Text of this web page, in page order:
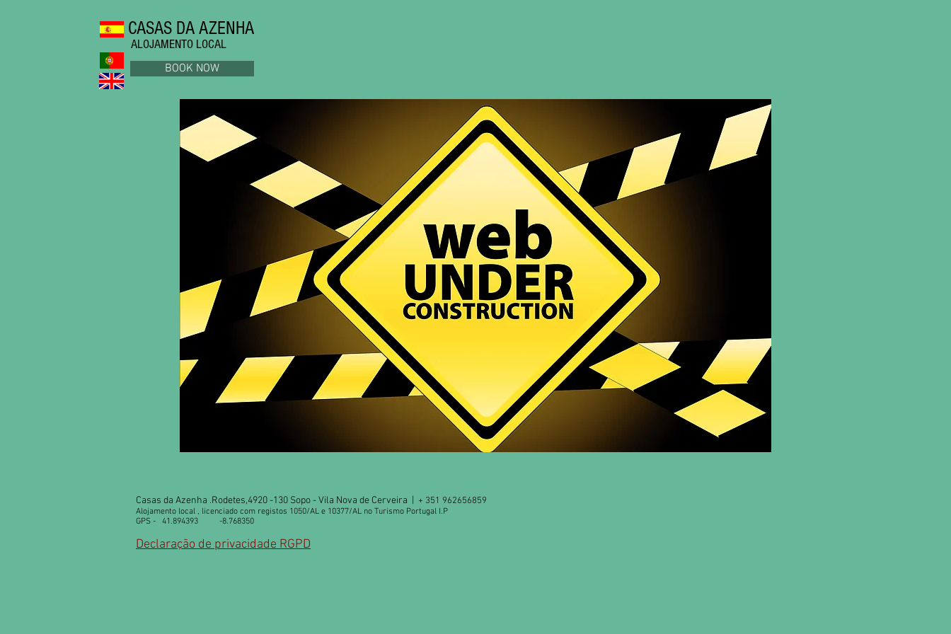
CASAS DA AZENHA
ALOJAMENTO LOCAL
BOOK NOW
Casas da Azenha .Rodetes,4920 -130 Sopo - Vila Nova de Cerveira | + 351 962656859
Alojamento local , licenciado com registos 1050/AL e 10377/AL no Turismo Portugal I.P
GPS - 41.894393 -8.768350
Declaração de privacidade RGPD